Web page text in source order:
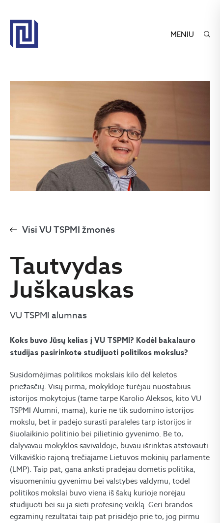
MENIU
Visi VU TSPMI žmonės
Tautvydas
Juškauskas
VU TSPMI alumnas
Koks buvo Jūsų kelias į VU TSPMI? Kodėl bakalauro
studijas pasirinkote studijuoti politikos mokslus?
Susidomėjimas politikos mokslais kilo dėl keletos
priežasčių. Visų pirma, mokykloje turėjau nuostabius
istorijos mokytojus (tame tarpe Karolio Aleksos, kito VU
TSPMI Alumni, mama), kurie ne tik sudomino istorijos
mokslu, bet ir padėjo surasti paraleles tarp istorijos ir
šiuolaikinio politinio bei pilietinio gyvenimo. Be to,
dalyvavau mokyklos savivaldoje, buvau išrinktas atstovauti
Vilkaviškio rajoną trečiajame Lietuvos mokinių parlamente
(LMP). Taip pat, gana anksti pradėjau domėtis politika,
visuomeniniu gyvenimu bei valstybės valdymu, todėl
politikos mokslai buvo viena iš šakų kurioje norėjau
studijuoti bei su ja sieti profesinę veiklą. Geri brandos
egzaminų rezultatai taip pat prisidėjo prie to, jog pirmu